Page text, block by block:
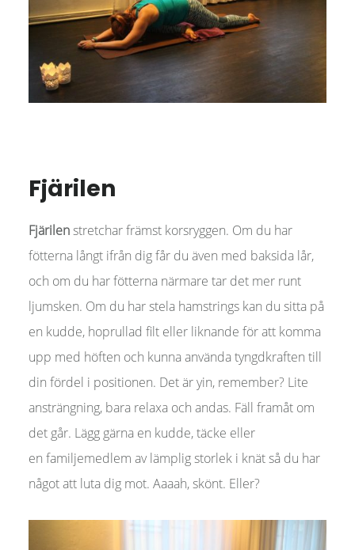
Fjärilen
Fjärilenstretchar främst korsryggen. Om du har
fötterna långt ifrån dig får du även med baksida lår,
och om du har fötterna närmare tar det mer runt
ljumsken. Om du har stela hamstrings kan du sitta på
en kudde, hoprullad filt eller liknande för att komma
upp med höften och kunna använda tyngdkraften till
din fördel i positionen. Det är yin, remember? Lite
ansträngning, bara relaxa och andas. Fäll framåt om
det går. Lägg gärna en kudde, täcke eller
en familjemedlem av lämplig storlek i knät så du har
något att luta dig mot. Aaaah, skönt. Eller?